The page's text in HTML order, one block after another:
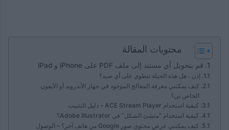
محتويات المقالة
قم بتحويل أي مستند إلى ملف PDF على iPhone و iPad
إذن ، هل هذه الحيلة تنطوي على أي صيد؟
كيف يمكنني معرفة المعالج الموجود في جهاز الأندرويد أو الآيفون
الخاص بي؟
كيفية استخدام ACE Stream Player – دليل التثبيت
كيفية استخدام “منشئ الشكل” في Adobe Illustrator؟
كيف يمكنني عرض محتوى صور Google من هاتف آخر؟ – الوصول